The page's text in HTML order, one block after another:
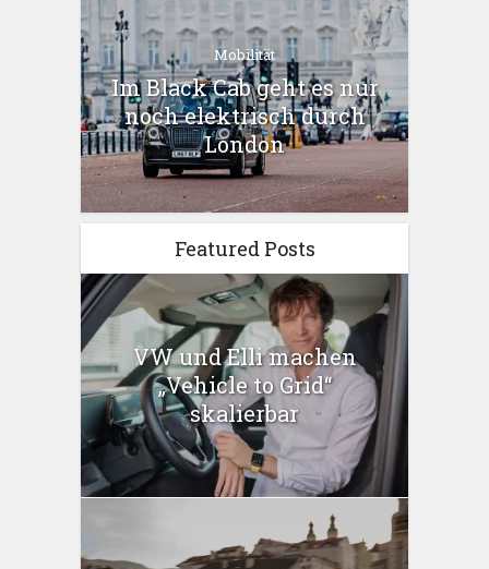
Mobilität
Im Black Cab geht es nur
noch elektrisch durch
London
Featured Posts
VW und Elli machen
„Vehicle to Grid“
skalierbar